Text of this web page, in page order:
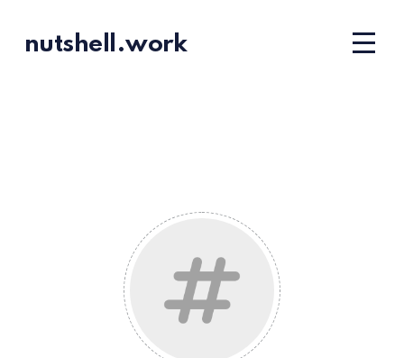
nutshell.work